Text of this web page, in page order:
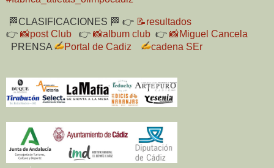
🏁CLASIFICACIONES 🏁 👉 📝resultados
👉 📸post Club 👉 📸album club 👉 📸Miguel Cancela
PRENSA
Portal de Cadiz cadena SEr